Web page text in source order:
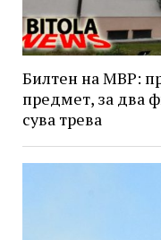
Билтен на МВР:
предмет, за два
сува трева